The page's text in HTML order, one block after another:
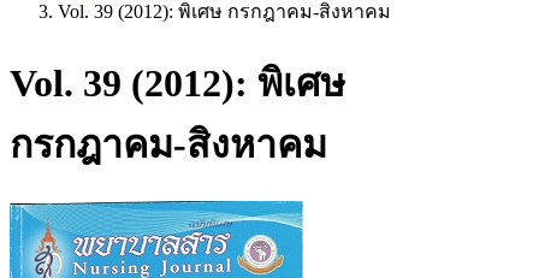
Vol. 39 (2012): พิเศษ กรกฎาคม-สิงหาคม
Vol. 39 (2012): พิเศษ
กรกฎาคม-สิงหาคม